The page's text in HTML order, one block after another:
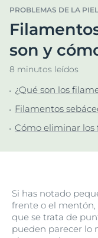
PROBLEMAS DE LA PIEL
son y
8 minutos leídos
¿Qué son los
Filamentos
Cómo eliminar los
Si has notado
frente o el mentón,
que se trata de
pueden parecer lo